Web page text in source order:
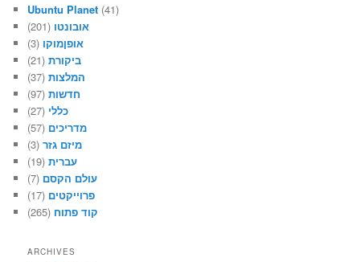
Ubuntu Planet (41)
אובונטו (201)
אופןמוקו (3)
ביקורת(21)
המלצות(37)
חדשות(97)
כללי (27)
מדריכים (57)
מיזם גזר(3)
עברית(19)
עולם הקסם (7)
פרוייקטים (17)
קוד פתוח (265)
ARCHIVES